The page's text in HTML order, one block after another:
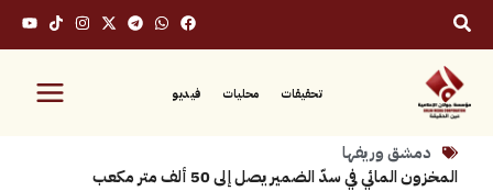
محليات فيديو
وريفها
في سدّ الضمير يصل إلى 50 ألف متر مكعب